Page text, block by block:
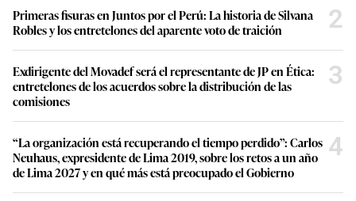
Primeras fisuras en Juntos por el Perú: La historia de Silvana
Robles y los entretelones del aparente voto de traición
2
Exdirigente del Movadef será el representante de JP en Ética:
entretelones de los acuerdos sobre la distribución de las
comisiones
3
“La organización está recuperando el tiempo perdido”: Carlos
Neuhaus, expresidente de Lima 2019, sobre los retos a un año
de Lima 2027 y en qué más está preocupado el Gobierno
4